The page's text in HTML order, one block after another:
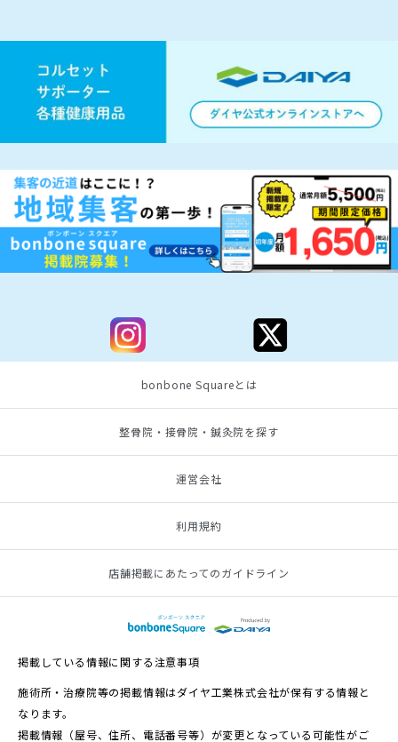
bonbone Squareとは
整骨院・接骨院・鍼灸院を探す
運営会社
利用規約
店舗掲載にあたってのガイドライン
掲載している情報に関する注意事項
施術所・治療院等の掲載情報はダイヤ工業株式会社が保有する情報と
なります。
掲載情報（屋号、住所、電話番号等）が変更となっている可能性がご